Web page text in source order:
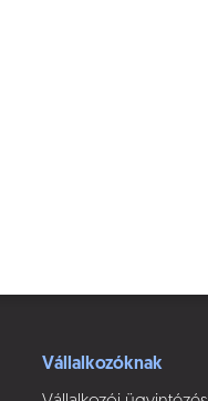
Vállalkozóknak